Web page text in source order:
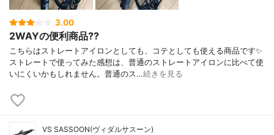
3.00
2WAYの便利商品??
こちらはストレートアイロンとしても、コテとしても使える商品です✨
ストレートで使ってみた感想は、普通のストレートアイロンに比べて使
いにくいかもしれません。普通のス…続きを見る
VS SASSOON(ヴィダルサスーン)